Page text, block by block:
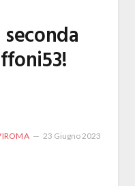
23 Giugno 2023